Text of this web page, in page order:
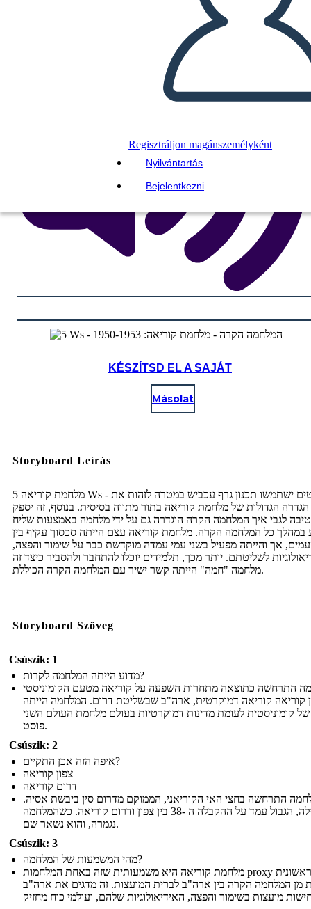
Regisztráljon magánszemélyként
Nyilvántartás
Bejelentkezni
OLVASS NEKEM
KÉSZÍTSD EL A SAJÁT
Másolat
Storyboard Leírás
מלחמת קוריאה 5 Ws - סטודנטים ישתמשו תכנון גרף עכביש במטרה לזהות את
הגדרה הגדולות של מלחמת קוריאה בתור מתווה בסיסית. בנוסף, זה יספק
לגבי איך המלחמה הקרה הוגדרה גם על ידי מלחמה באמצעות שליח
במהלך כל המלחמה הקרה. מלחמת קוריאה עצם הייתה סכסוך עקיף בין
אך והייתה מפעיל בשני עמי עמדה מוקדשת כבר על שימור והפצה,
לשליטתם. יותר מכך, תלמידים יוכלו להתחבר ולהסביר כיצד זה
מלחמה "חמה" הייתה קשר ישיר עם המלחמה הקרה הכוללת.
Storyboard Szöveg
Csúszik: 1
מדוע הייתה המלחמה לקרות?
התרחשה כתוצאה מתחרות השפעה על קוריאה מטעם הקומוניסטי
קוריאה קוריאה דמוקרטית, ארה"ב שבשליטת דרום. המלחמה הייתה
קומוניסטית לעומת מדינות דמוקרטיות בעולם מלחמת העולם השני
פוסט.
Csúszik: 2
איפה הזה אכן התקיים?
צפון קוריאה
דרום קוריאה
התרחשה בחצי האי הקוריאני, הממוקם מדרום סין ביבשת אסיה.
בתחילה, הגבול עמד על ההקבלה ה -38 בין צפון ודרום קוריאה. כשהמלחמה
נגמרה, והוא נשאר שם.
Csúszik: 3
מהי המשמעות של המלחמה?
מלחמת קוריאה היא משמעותית שזה באחת המלחמות proxy הראשונית
מן המלחמה הקרה בין ארה"ב לברית המועצות. זה מדגים את ארה"ב